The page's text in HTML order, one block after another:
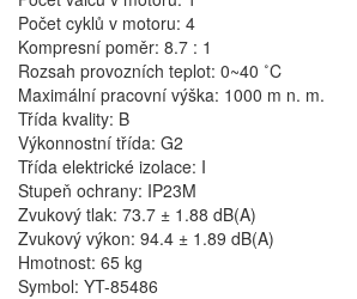
Počet cyklů v motoru: 4
Kompresní poměr: 8.7 : 1
Rozsah provozních teplot: 0~40 ˚C
Maximální pracovní výška: 1000 m n. m.
Třída kvality: B
Výkonnostní třída: G2
Třída elektrické izolace: I
Stupeň ochrany: IP23M
Zvukový tlak: 73.7 ± 1.88 dB(A)
Zvukový výkon: 94.4 ± 1.89 dB(A)
Hmotnost: 65 kg
Symbol: YT-85486